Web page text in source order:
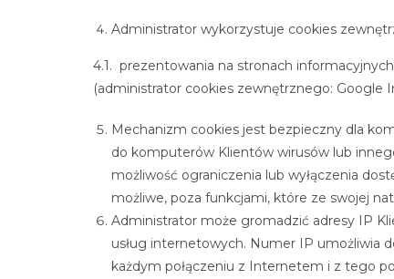
Administrator wykorzystuje cookies
4.1. prezentowania na stronach
(administrator cookies zewnętrznego: Google
Mechanizm cookies jest bezpieczny dla
do komputerów Klientów wirusów lub
możliwość ograniczenia lub wyłączenia
możliwe, poza funkcjami, które ze swojej
Administrator może gromadzić adresy IP
usług internetowych. Numer IP umożliwia
każdym połączeniu z Internetem i z tego